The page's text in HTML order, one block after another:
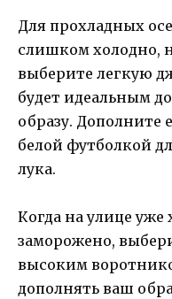
Для прохладных
слишком холодно,
выберите легкую
будет идеальным
образу.
белой футболкой
лука.
Когда на улице уже
заморожено,
высоким
дополнять ваш